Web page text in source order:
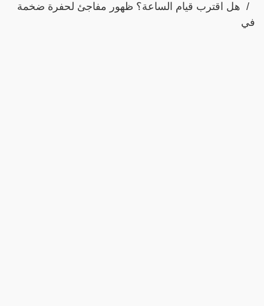
هل اقترب قيام الساعة؟ ظهور مفاجئ لحفرة ضخمة
في